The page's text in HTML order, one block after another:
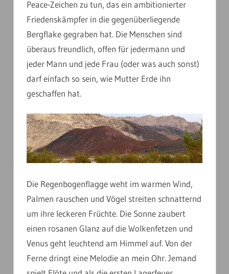
Peace-Zeichen zu tun, das ein ambitionierter
Friedenskämpfer in die gegenüberliegende
Bergflake gegraben hat. Die Menschen sind
überaus freundlich, offen für jedermann und
jeder Mann und jede Frau (oder was auch sonst)
darf einfach so sein, wie Mutter Erde ihn
geschaffen hat.
Die Regenbogenflagge weht im warmen Wind,
Palmen rauschen und Vögel streiten schnatternd
um ihre leckeren Früchte. Die Sonne zaubert
einen rosanen Glanz auf die Wolkenfetzen und
Venus geht leuchtend am Himmel auf. Von der
Ferne dringt eine Melodie an mein Ohr. Jemand